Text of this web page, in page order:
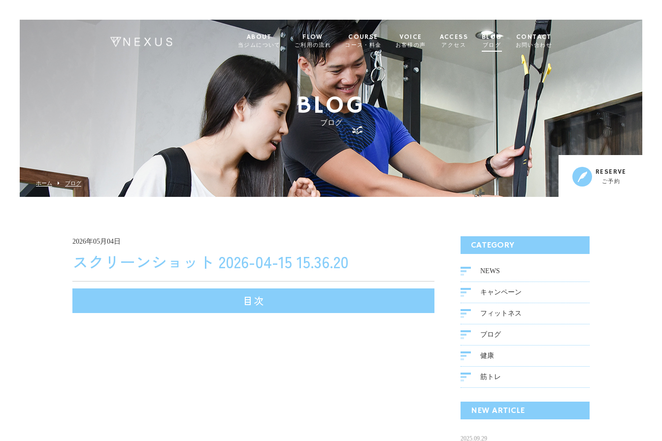
ABOUT
当ジムについて
FLOW
ご利用の流れ
COURSE
コース・料金
VOICE
お客様の声
ACCESS
アクセス
BLOG
ブログ
CONTACT
お問い合わせ
BLOG
ブログ
ホーム ブログ
RESERVE
ご予約
2026年05月04日
スクリーンショット 2026-04-15 15.36.20
目次
CATEGORY
NEWS
キャンペーン
フィットネス
ブログ
健康
筋トレ
NEW ARTICLE
2025.09.29